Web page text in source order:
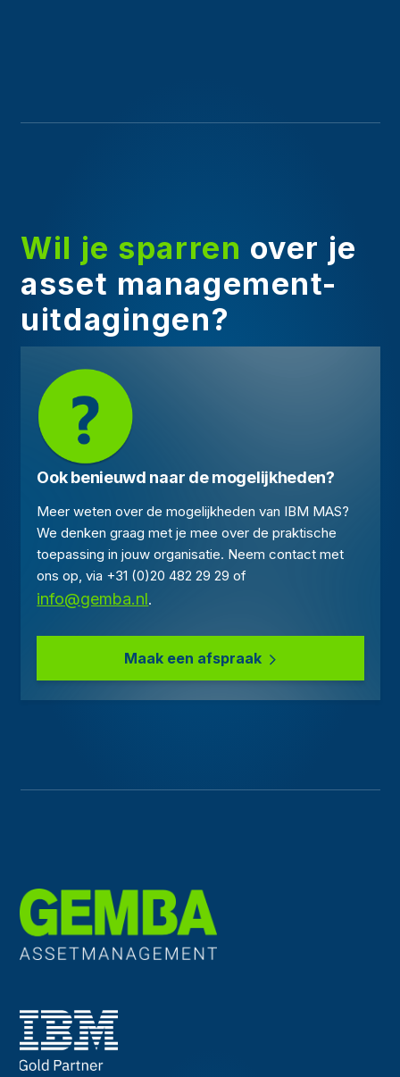
Wil je sparren over je
asset management-
uitdagingen?
Ook benieuwd naar de mogelijkheden?
Meer weten over de mogelijkheden van IBM MAS?
We denken graag met je mee over de praktische
toepassing in jouw organisatie. Neem contact met
ons op, via +31 (0)20 482 29 29 of
info@gemba.nl.
Maak een afspraak